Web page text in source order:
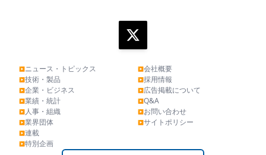
▶ニュース・トピックス
▶技術・製品
▶企業・ビジネス
▶業績・統計
▶人事・組織
▶業界団体
▶連載
▶特別企画
▶会社概要
▶採用情報
▶広告掲載について
▶Q&A
▶お問い合わせ
▶サイトポリシー